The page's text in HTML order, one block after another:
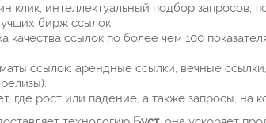
интеллектуальный подбор запросов,
бирж ссылок.
качества ссылок по более чем 100
ссылок: арендные ссылки, вечные
где рост или падение, а также запросы, на